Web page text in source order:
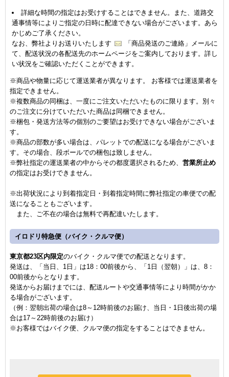
詳細な時間の指定はお受けすることはできません。また、道路交
通事情等によりご指定の日時に配達できない場合がございます。あら
かじめご了承ください。
なお、弊社よりお送りいたします
「商品発送のご連絡」メールに
て、配送状況の各配送先のホームページをご案内しております。詳し
い状況をご確認いただくことができます。
※商品や物量に応じて運送業者が異なります。 お客様では運送業者を
指定できません。
※複数商品の同梱は、一度にご注文いただいたものに限ります。別々
のご注文に分けていただいた商品は同梱できません。
※梱包・発送方法等の個別のご要望はお受けできない場合がございま
す。
※商品の部数が多い場合は、パレットでの配送になる場合がございま
す。その場合、段ボールでの梱包は致しません。
※弊社指定の運送業者の中からその都度選択されるため、 営業所止め
の指定はお受けできません。
※出荷状況により到着指定日・到着指定時間に弊社指定の車便での配
送になることもございます。
また、ご不在の場合は無料で再配達いたします。
イロドリ特急便（バイク・クルマ便）
東京都23区内限定のバイク・クルマ便での配送となります。
発送は、「当日、1日」は18：00前後から、「1日（翌朝）」は、8：
00前後からとなります。
発送からお届けまでには、配送ルートや交通事情等により 時間がかか
る場合がございます。
（例：翌朝出荷の場合は8～12時前後のお届け、当日・1日後出荷の場
合は17～22時前後のお届け）
※お客様ではバイク便、クルマ便の指定をすることはできません。